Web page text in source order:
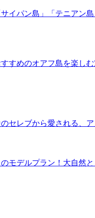
イパン島」「テニアン
すめのオアフ島を楽しむ
セレブから愛される、
モデルプラン！大自然